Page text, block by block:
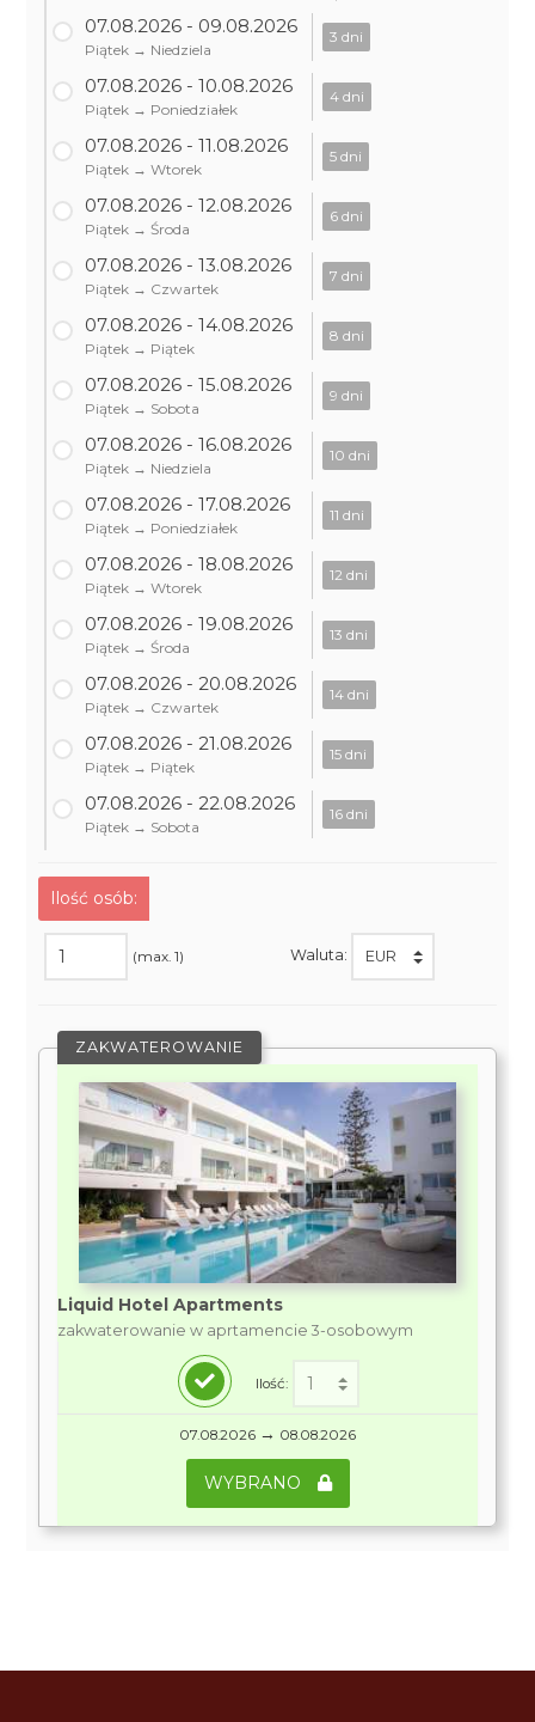
07.08.2026 - 09.08.2026
Piątek → Niedziela
3 dni
07.08.2026 - 10.08.2026
Piątek → Poniedziałek
4 dni
07.08.2026 - 11.08.2026
Piątek → Wtorek
5 dni
07.08.2026 - 12.08.2026
Piątek → Środa
6 dni
07.08.2026 - 13.08.2026
Piątek → Czwartek
7 dni
07.08.2026 - 14.08.2026
Piątek → Piątek
8 dni
07.08.2026 - 15.08.2026
Piątek → Sobota
9 dni
07.08.2026 - 16.08.2026
Piątek → Niedziela
10 dni
07.08.2026 - 17.08.2026
Piątek → Poniedziałek
11 dni
07.08.2026 - 18.08.2026
Piątek → Wtorek
12 dni
07.08.2026 - 19.08.2026
Piątek → Środa
13 dni
07.08.2026 - 20.08.2026
Piątek → Czwartek
14 dni
07.08.2026 - 21.08.2026
Piątek → Piątek
15 dni
07.08.2026 - 22.08.2026
Piątek → Sobota
16 dni
Ilość osób:
(max. 1) Waluta:
ZAKWATEROWANIE
Liquid Hotel Apartments
zakwaterowanie w aprtamencie 3-osobowym
Ilość:
07.08.2026 → 08.08.2026
WYBRANO